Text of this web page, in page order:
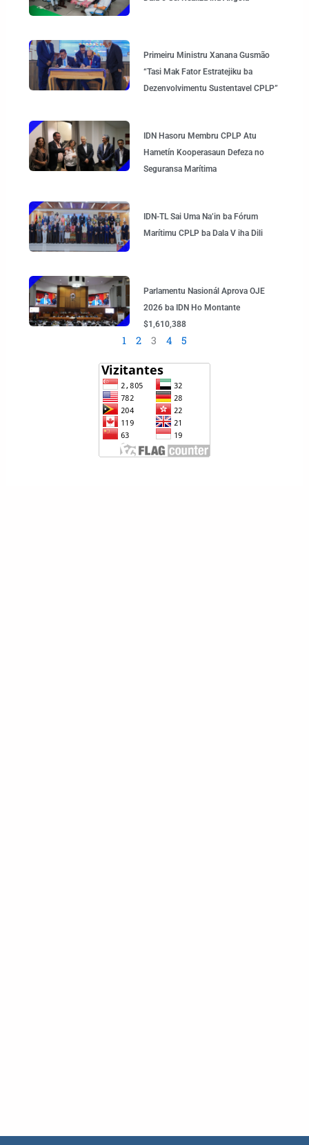
Primeiru Ministru Xanana Gusmão
“Tasi Mak Fator Estratejiku ba
Dezenvolvimentu Sustentavel CPLP”
IDN Hasoru Membru CPLP Atu
Hametín Kooperasaun Defeza no
Seguransa Marítima
IDN-TL Sai Uma Na’in ba Fórum
Marítimu CPLP ba Dala V iha Dili
Parlamentu Nasionál Aprova OJE
2026 ba IDN Ho Montante
$1,610,388
1 2 3 4 5